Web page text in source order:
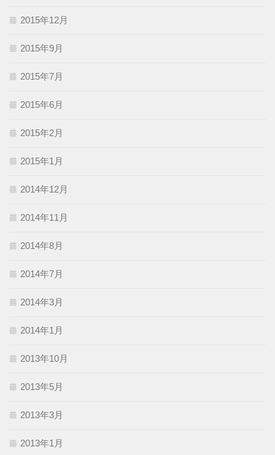
2015年12月
2015年9月
2015年7月
2015年6月
2015年2月
2015年1月
2014年12月
2014年11月
2014年8月
2014年7月
2014年3月
2014年1月
2013年10月
2013年5月
2013年3月
2013年1月